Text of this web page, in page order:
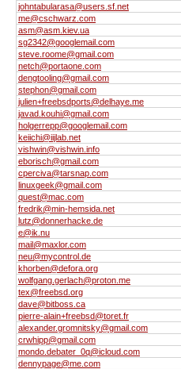
johntabularasa@users.sf.net
me@cschwarz.com
asm@asm.kiev.ua
sg2342@googlemail.com
steve.roome@gmail.com
netch@portaone.com
dengtooling@gmail.com
stephon@gmail.com
julien+freebsdports@delhaye.me
javad.kouhi@gmail.com
holgerrepp@googlemail.com
keiichi@iijlab.net
vishwin@vishwin.info
eborisch@gmail.com
cperciva@tarsnap.com
linuxgeek@gmail.com
quest@mac.com
fredrik@min-hemsida.net
lutz@donnerhacke.de
e@ik.nu
mail@maxlor.com
neu@mycontrol.de
khorben@defora.org
wolfgang.gerlach@proton.me
tex@freebsd.org
dave@bitboss.ca
pierre-alain+freebsd@toret.fr
alexander.gromnitsky@gmail.com
crwhipp@gmail.com
mondo.debater_0q@icloud.com
dennypage@me.com